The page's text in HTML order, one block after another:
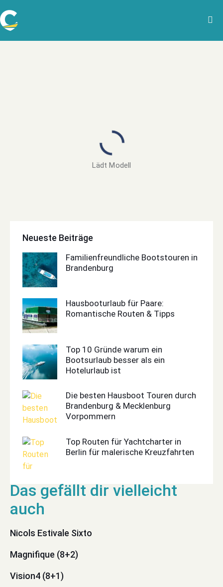
Lädt Modell
Neueste Beiträge
Familienfreundliche Bootstouren in
Brandenburg
Hausbooturlaub für Paare:
Romantische Routen & Tipps
Top 10 Gründe warum ein
Bootsurlaub besser als ein
Hotelurlaub ist
Die besten Hausboot Touren durch
Brandenburg & Mecklenburg
Vorpommern
Top Routen für Yachtcharter in
Berlin für malerische Kreuzfahrten
Nicols Estivale Sixto
Magnifique (8+2)
Vision4 (8+1)